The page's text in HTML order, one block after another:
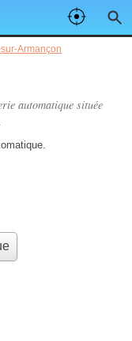
Armançon
automatique située